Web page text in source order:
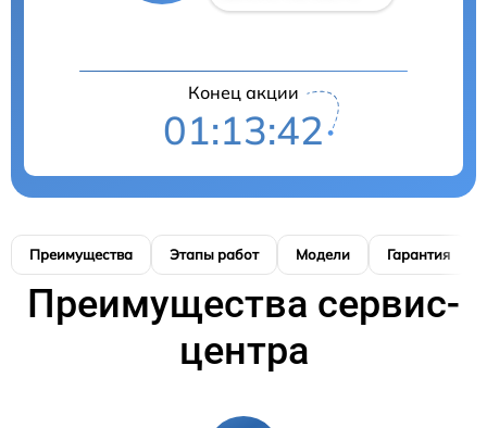
Конец акции
01:13:41
Преимущества Этапы работ Модели Гарантия
Преимущества сервис-
центра